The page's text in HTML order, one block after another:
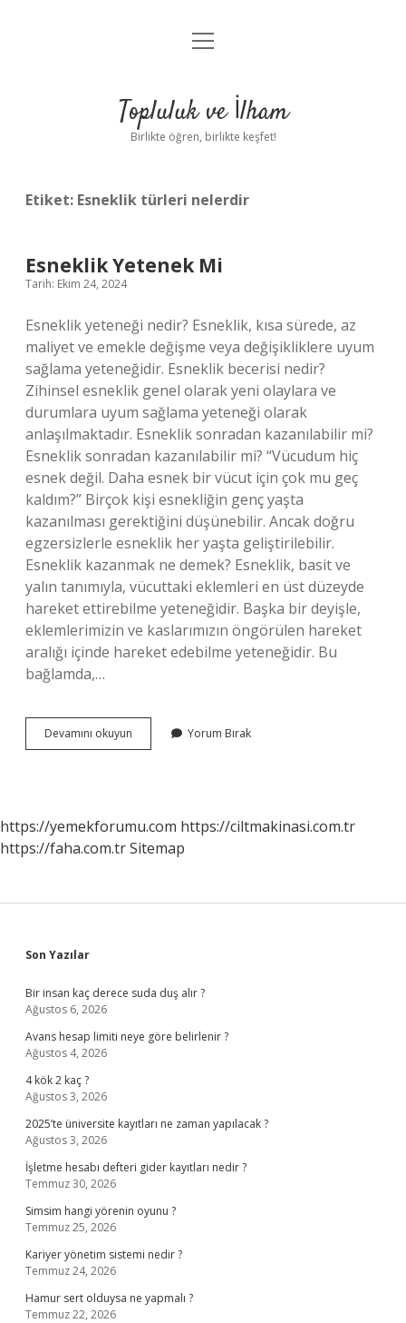
Anasayfa
Yasal Uyarı
menüyü
Topluluk ve İlham
Birlikte öğren, birlikte keşfet!
Etiket: Esneklik türleri nelerdir
Esneklik Yetenek Mi
Tarih: Ekim 24, 2024
Esneklik yeteneği nedir? Esneklik, kısa sürede, az
maliyet ve emekle değişme veya değişikliklere uyum
sağlama yeteneğidir. Esneklik becerisi nedir?
Zihinsel esneklik genel olarak yeni olaylara ve
durumlara uyum sağlama yeteneği olarak
anlaşılmaktadır. Esneklik sonradan kazanılabilir mi?
Esneklik sonradan kazanılabilir mi? “Vücudum hiç
esnek değil. Daha esnek bir vücut için çok mu geç
kaldım?” Birçok kişi esnekliğin genç yaşta
kazanılması gerektiğini düşünebilir. Ancak doğru
egzersizlerle esneklik her yaşta geliştirilebilir.
Esneklik kazanmak ne demek? Esneklik, basit ve
yalın tanımıyla, vücuttaki eklemleri en üst düzeyde
hareket ettirebilme yeteneğidir. Başka bir deyişle,
eklemlerimizin ve kaslarımızın öngörülen hareket
aralığı içinde hareket edebilme yeteneğidir. Bu
bağlamda,…
Devamını okuyun
Yetenek
Yorum Bırak
https://yemekforumu.com https://ciltmakinasi.com.tr
https://faha.com.trSitemap
Sidebar
Son Yazılar
Bir insan kaç derece suda duş alır ?
Ağustos 6, 2026
Avans hesap limiti neye göre belirlenir ?
Ağustos 4, 2026
4 kök 2 kaç ?
Ağustos 3, 2026
2025’te üniversite kayıtları ne zaman yapılacak ?
Ağustos 3, 2026
İşletme hesabı defteri gider kayıtları nedir ?
Temmuz 30, 2026
Simsim hangi yörenin oyunu ?
Temmuz 25, 2026
Kariyer yönetim sistemi nedir ?
Temmuz 24, 2026
Hamur sert olduysa ne yapmalı ?
Temmuz 22, 2026